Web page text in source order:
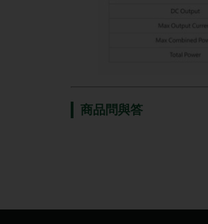
商品問與答